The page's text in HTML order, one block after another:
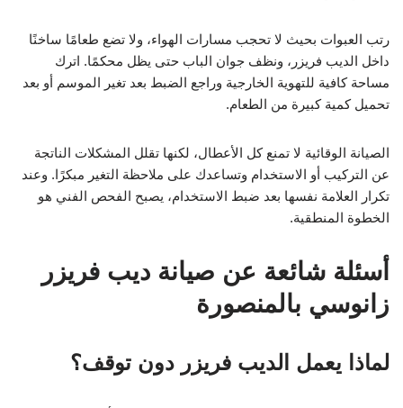
رتب العبوات بحيث لا تحجب مسارات الهواء، ولا تضع طعامًا ساخنًا
داخل الديب فريزر، ونظف جوان الباب حتى يظل محكمًا. اترك
مساحة كافية للتهوية الخارجية وراجع الضبط بعد تغير الموسم أو بعد
تحميل كمية كبيرة من الطعام.
الصيانة الوقائية لا تمنع كل الأعطال، لكنها تقلل المشكلات الناتجة
عن التركيب أو الاستخدام وتساعدك على ملاحظة التغير مبكرًا. وعند
تكرار العلامة نفسها بعد ضبط الاستخدام، يصبح الفحص الفني هو
الخطوة المنطقية.
أسئلة شائعة عن صيانة ديب فريزر
زانوسي بالمنصورة
لماذا يعمل الديب فريزر دون توقف؟